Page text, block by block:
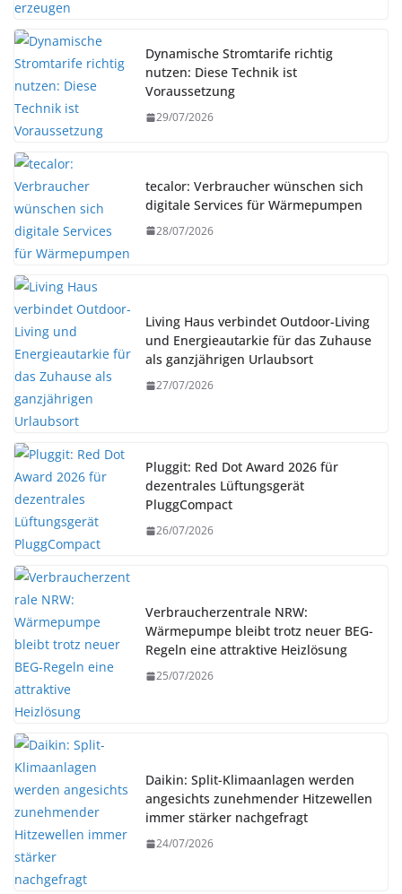
Dynamische Stromtarife richtig
nutzen: Diese Technik ist
Voraussetzung
29/07/2026
tecalor: Verbraucher wünschen sich
digitale Services für Wärmepumpen
28/07/2026
Living Haus verbindet Outdoor-Living
und Energieautarkie für das Zuhause
als ganzjährigen Urlaubsort
27/07/2026
Pluggit: Red Dot Award 2026 für
dezentrales Lüftungsgerät
PluggCompact
26/07/2026
Verbraucherzentrale NRW:
Wärmepumpe bleibt trotz neuer BEG-
Regeln eine attraktive Heizlösung
25/07/2026
Daikin: Split-Klimaanlagen werden
angesichts zunehmender Hitzewellen
immer stärker nachgefragt
24/07/2026